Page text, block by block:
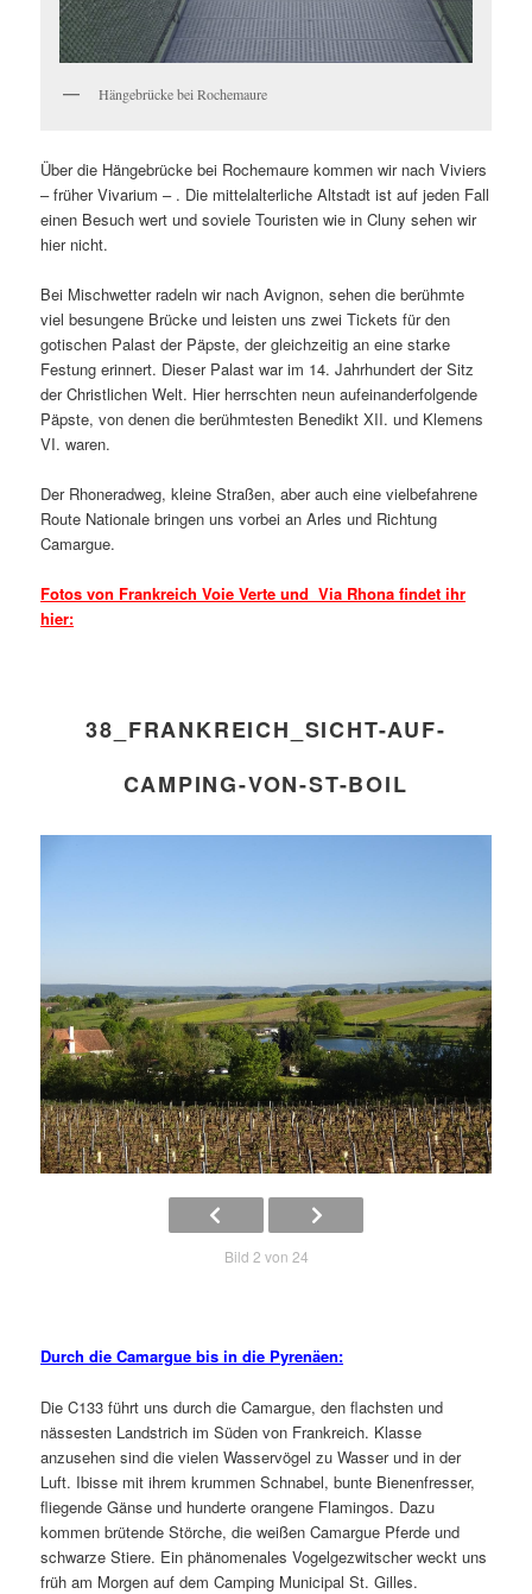
Hängebrücke bei Rochemaure
Über die Hängebrücke bei Rochemaure kommen wir nach Viviers
– früher Vivarium – . Die mittelalterliche Altstadt ist auf jeden Fall
einen Besuch wert und soviele Touristen wie in Cluny sehen wir
hier nicht.
Bei Mischwetter radeln wir nach Avignon, sehen die berühmte
viel besungene Brücke und leisten uns zwei Tickets für den
gotischen Palast der Päpste, der gleichzeitig an eine starke
Festung erinnert. Dieser Palast war im 14. Jahrhundert der Sitz
der Christlichen Welt. Hier herrschten neun aufeinanderfolgende
Päpste, von denen die berühmtesten Benedikt XII. und Klemens
VI. waren.
Der Rhoneradweg, kleine Straßen, aber auch eine vielbefahrene
Route Nationale bringen uns vorbei an Arles und Richtung
Camargue.
Fotos von Frankreich Voie Verte und Via Rhona findet ihr
hier:
38_FRANKREICH_SICHT-AUF-
CAMPING-VON-ST-BOIL
Bild 2 von 24
Durch die Camargue bis in die Pyrenäen:
Die C133 führt uns durch die Camargue, den flachsten und
nässesten Landstrich im Süden von Frankreich. Klasse
anzusehen sind die vielen Wasservögel zu Wasser und in der
Luft. Ibisse mit ihrem krummen Schnabel, bunte Bienenfresser,
fliegende Gänse und hunderte orangene Flamingos. Dazu
kommen brütende Störche, die weißen Camargue Pferde und
schwarze Stiere. Ein phänomenales Vogelgezwitscher weckt uns
früh am Morgen auf dem Camping Municipal St. Gilles.